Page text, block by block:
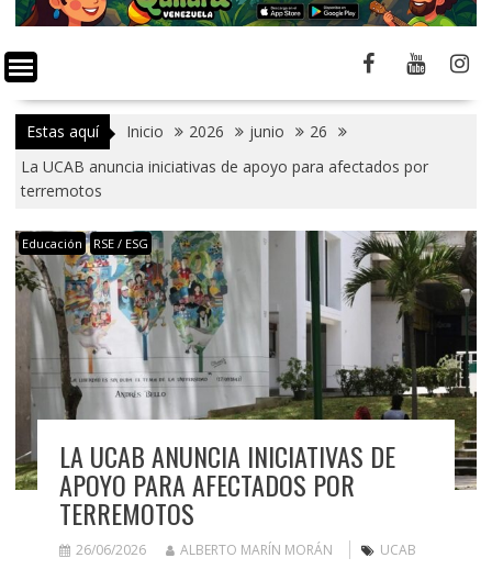
Estas aquí Inicio 2026 junio
26
La UCAB anuncia iniciativas de apoyo para afectados por
terremotos
Educación RSE / ESG
LA UCAB ANUNCIA INICIATIVAS DE
APOYO PARA AFECTADOS POR
TERREMOTOS
26/06/2026 ALBERTO MARÍN MORÁN UCAB